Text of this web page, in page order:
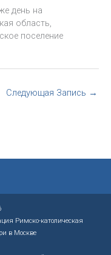
день на
область,
поселение
Следующая Запись →
Римско-католическая
в Москве